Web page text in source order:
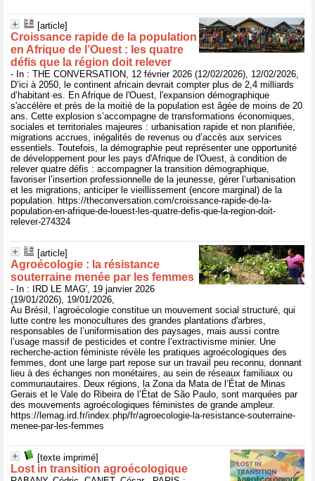
[article]
Croissance rapide de la population
en Afrique de l’Ouest : les quatre
défis que la région doit relever
- In : THE CONVERSATION, 12 février 2026 (12/02/2026), 12/02/2026,
D’ici à 2050, le continent africain devrait compter plus de 2,4 milliards
d’habitant·es. En Afrique de l'Ouest, l'expansion démographique
s'accélère et près de la moitié de la population est âgée de moins de 20
ans. Cette explosion s’accompagne de transformations économiques,
sociales et territoriales majeures : urbanisation rapide et non planifiée,
migrations accrues, inégalités de revenus ou d’accès aux services
essentiels. Toutefois, la démographie peut représenter une opportunité
de développement pour les pays d'Afrique de l'Ouest, à condition de
relever quatre défis : accompagner la transition démographique,
favoriser l’insertion professionnelle de la jeunesse, gérer l’urbanisation
et les migrations, anticiper le vieillissement (encore marginal) de la
population. https://theconversation.com/croissance-rapide-de-la-
population-en-afrique-de-louest-les-quatre-defis-que-la-region-doit-
relever-274324
[article]
Agroécologie : la résistance
souterraine menée par les femmes
- In : IRD LE MAG', 19 janvier 2026
(19/01/2026), 19/01/2026,
Au Brésil, l’agroécologie constitue un mouvement social structuré, qui
lutte contre les monocultures des grandes plantations d'arbres,
responsables de l’uniformisation des paysages, mais aussi contre
l’usage massif de pesticides et contre l’extractivisme minier. Une
recherche-action féministe révèle les pratiques agroécologiques des
femmes, dont une large part repose sur un travail peu reconnu, donnant
lieu à des échanges non monétaires, au sein de réseaux familiaux ou
communautaires. Deux régions, la Zona da Mata de l’État de Minas
Gerais et le Vale do Ribeira de l’État de São Paulo, sont marquées par
des mouvements agroécologiques féministes de grande ampleur.
https://lemag.ird.fr/index.php/fr/agroecologie-la-resistance-souterraine-
menee-par-les-femmes
[texte imprimé]
Lost in transition agroécologique